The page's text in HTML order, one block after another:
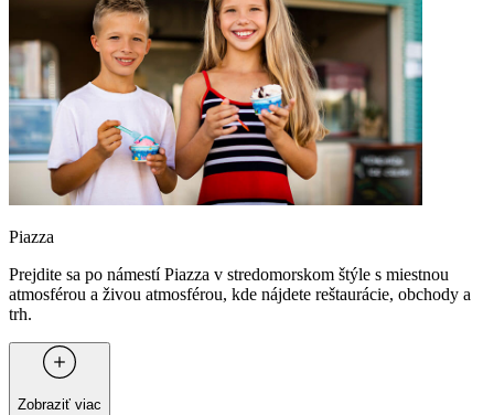
Piazza
Prejdite sa po námestí Piazza v stredomorskom štýle s miestnou
atmosférou a živou atmosférou, kde nájdete reštaurácie, obchody a
trh.
Zobraziť viac